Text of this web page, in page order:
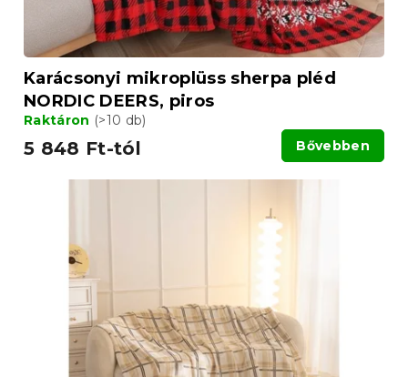
Karácsonyi mikroplüss sherpa pléd
NORDIC DEERS, piros
Raktáron (>10 db)
5 848 Ft-tól Bővebben